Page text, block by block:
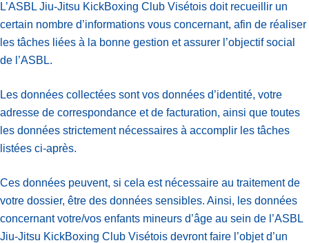
L’ASBL Jiu-Jitsu KickBoxing Club Visétois doit recueillir un
certain nombre d’informations vous concernant, afin de réaliser
les tâches liées à la bonne gestion et assurer l’objectif social
de l’ASBL.
Les données collectées sont vos données d’identité, votre
adresse de correspondance et de facturation, ainsi que toutes
les données strictement nécessaires à accomplir les tâches
listées ci-après.
Ces données peuvent, si cela est nécessaire au traitement de
votre dossier, être des données sensibles. Ainsi, les données
concernant votre/vos enfants mineurs d’âge au sein de l’ASBL
Jiu-Jitsu KickBoxing Club Visétois devront faire l’objet d’un